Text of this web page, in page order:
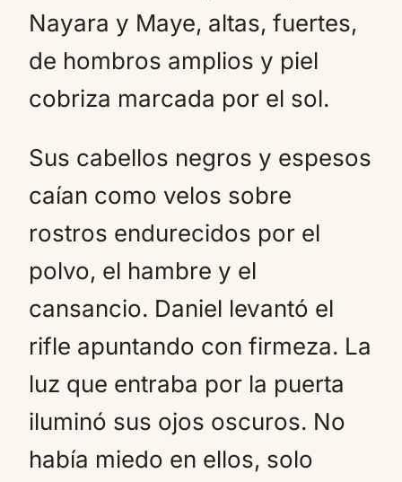
Nayara y Maye, altas, fuertes,
de hombros amplios y piel
cobriza marcada por el sol.
Sus cabellos negros y espesos
caían como velos sobre
rostros endurecidos por el
polvo, el hambre y el
cansancio. Daniel levantó el
rifle apuntando con firmeza. La
luz que entraba por la puerta
iluminó sus ojos oscuros. No
había miedo en ellos, solo